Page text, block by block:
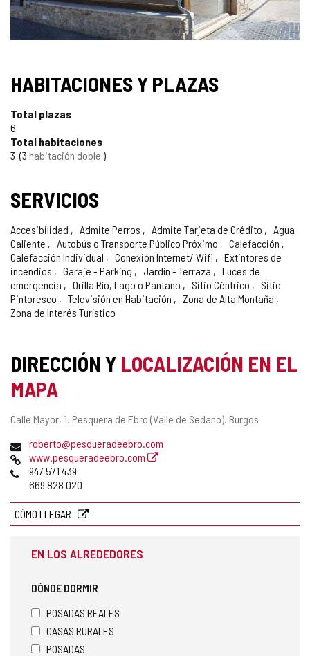
HABITACIONES Y PLAZAS
Total plazas
6
Total habitaciones
3 3 habitación doble
SERVICIOS
Accesibilidad Admite Perros Admite Tarjeta de Crédito
Agua
Caliente
Autobús o Transporte Público Próximo
Calefacción
Calefacción Individual
Conexión Internet/ Wifi
Extintores de
incendios
Garaje - Parking Jardín - Terraza
Luces de
emergencia
Orilla Río, Lago o Pantano Sitio Céntrico
Sitio
Pintoresco
Televisión en Habitación
Zona de Alta Montaña
Zona de Interés Turístico
DIRECCIÓN Y LOCALIZACIÓN EN EL
MAPA
Dirección
Calle Mayor, 1. Pesquera de Ebro (Valle de Sedano). Burgos
Dirección
de
correo
electrónico
roberto@pesqueradeebro.com
Página
Web
www.pesqueradeebro.com
Teléfonos
947 571 439
669 828 020
CÓMO LLEGAR
EN LOS ALREDEDORES
DÓNDE DORMIR
POSADAS REALES
CASAS RURALES
POSADAS